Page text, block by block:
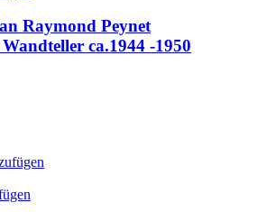
Raymond Peynet
ca.1944 -1950